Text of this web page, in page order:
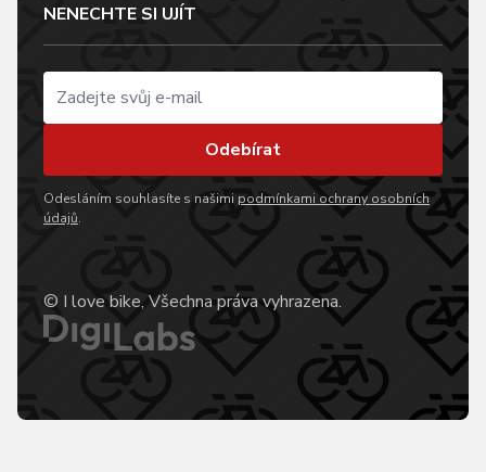
NENECHTE SI UJÍT
Odebírat
Odesláním souhlasíte s našimi podmínkami ochrany osobních
údajů.
© I love bike, Všechna práva vyhrazena.